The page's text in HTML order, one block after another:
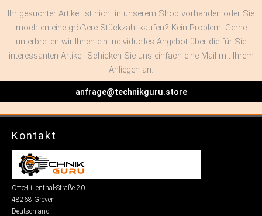
Ihr gesuchter Artikel ist nicht in unserem Shop vorhanden oder Sie
möchten eine größere Stückzahl kaufen? Kein Problem! Gerne
unterbreiten wir Ihnen ein individuelles Angebot über die für Sie
interessanten Artikel. Schicken Sie uns einfach eine Mail mit Ihrem
Anliegen an:
anfrage@technikguru.store
Kontakt
Otto-Lilienthal-Straße 20
48268 Greven
Deutschland